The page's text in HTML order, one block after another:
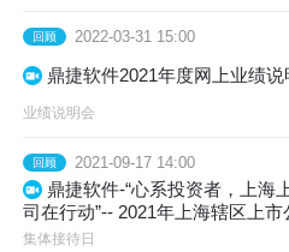
回顾 2022-03-31 15:00
鼎捷软件2021年度网上业绩说
业绩说明会
回顾 2021-09-17 14:00
鼎捷软件-“心系投资者，上海
司在行动”-- 2021年上海辖区上市
体接待日暨中报业绩说明会
集体接待日